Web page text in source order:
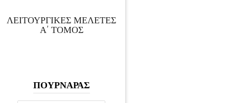
ΛΕΙΤΟΥΡΓΙΚΕΣ ΜΕΛΕΤΕΣ
Α’ ΤΟΜΟΣ
ΠΟΥΡΝΑΡΑΣ